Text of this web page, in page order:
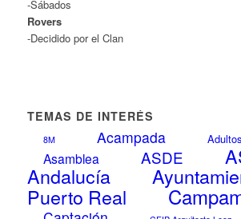
-Sábados
Rovers
-Decidido por el Clan
TEMAS DE INTERÉS
8M Acampada Adultos
Asamblea ASDE
Andalucía
Puerto Real